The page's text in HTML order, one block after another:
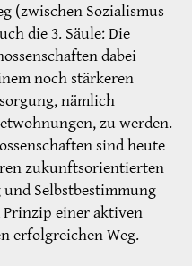
(zwischen Sozialismus
die 3. Säule: Die
dabei
noch stärkeren
nämlich
zu werden.
sind heute
zukunftsorientierten
Selbstbestimmung
Prinzip einer aktiven
erfolgreichen Weg.